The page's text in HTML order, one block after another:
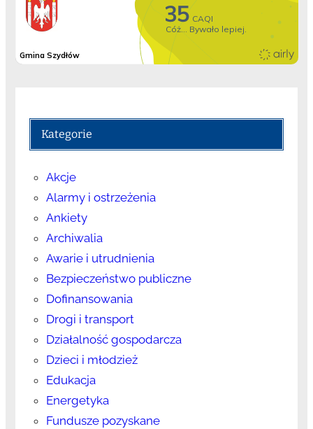
Kategorie
Akcje
Alarmy i ostrzeżenia
Ankiety
Archiwalia
Awarie i utrudnienia
Bezpieczeństwo publiczne
Dofinansowania
Drogi i transport
Działalność gospodarcza
Dzieci i młodzież
Edukacja
Energetyka
Fundusze pozyskane